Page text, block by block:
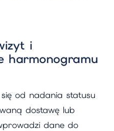
i
harmonogramu
od nadania statusu
dostawę lub
dane do